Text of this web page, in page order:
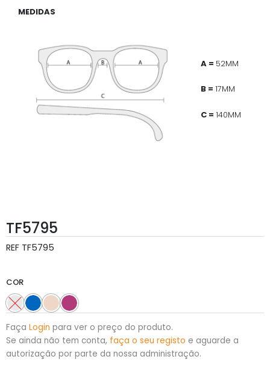
MEDIDAS
A = 52MM
B = 17MM
C = 140MM
TF5795
REF TF5795
COR
Faça Login para ver o preço do produto.
Se ainda não tem conta, faça o seu registo e aguarde a
autorização por parte da nossa administração.